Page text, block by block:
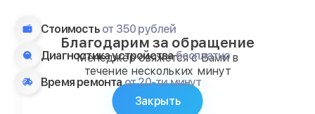
Стоимость от 350 рублей
Диагностика устройствабесплатно
Время ремонтаот 20-ти минут
Благодарим за обращение
Менеджер свяжется с Вами в
течение нескольких минут
Закрыть